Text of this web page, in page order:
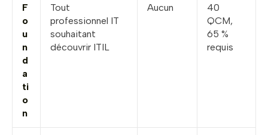
F
o
u
n
d
a
ti
o
n
Tout
professionnel IT
souhaitant
découvrir ITIL
Aucun
40
QCM,
65 %
requis